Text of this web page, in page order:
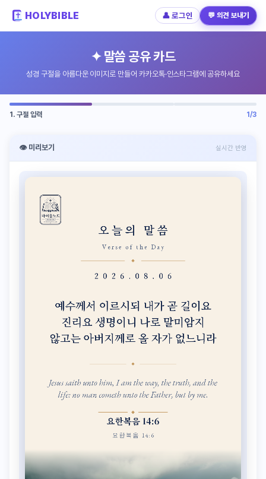
HOLYBIBLE 👤 로그인 💬 의견 보내기
✦ 말씀 공유 카드
성경 구절을 아름다운 이미지로 만들어 카카오톡·인스타그램에 공유하세요
1. 구절 입력 1/3
👁 미리보기 실시간 반영